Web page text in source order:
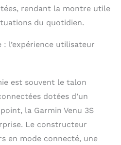
rendant la montre utile
du quotidien.
l’expérience utilisateur
est souvent le talon
dotées d’un
la Garmin Venu 3S
Le constructeur
en mode connecté, une